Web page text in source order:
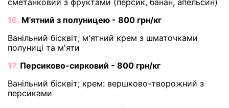
сметанковий з фруктами (персик, банан, апельсин)
16. М'ятний з полуницею - 800 грн/кг
Ванільний бісквіт; м'ятний крем з шматочками
полуниці та м'яти
17. Персиково-сирковий - 800 грн/кг
Ванільний бісквіт; крем: вершково-творожний з
персиками